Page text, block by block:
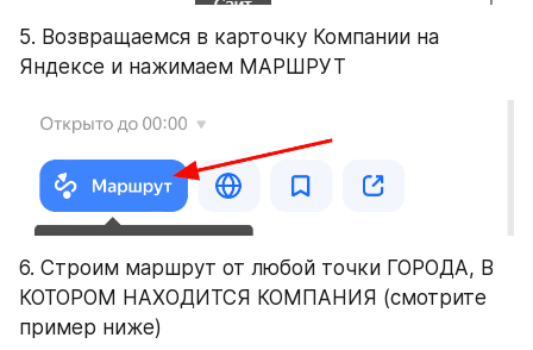
5. Возвращаемся в карточку Компании на
Яндексе и нажимаем МАРШРУТ
6. Строим маршрут от любой точки ГОРОДА, В
КОТОРОМ НАХОДИТСЯ КОМПАНИЯ (смотрите
пример ниже)